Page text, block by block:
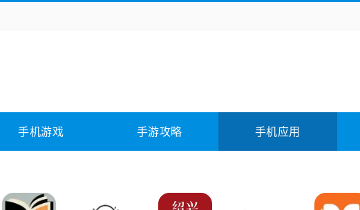
图形软件 安全相关 应用软件 影音软件
未分类 综合其它
手机游戏 手游攻略 手机应用